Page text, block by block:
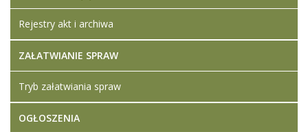
Rejestry akt i archiwa
ZAŁATWIANIE SPRAW
Tryb załatwiania spraw
OGŁOSZENIA